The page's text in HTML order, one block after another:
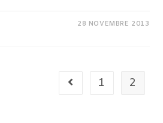
28 NOVEMBRE 2013
1 2